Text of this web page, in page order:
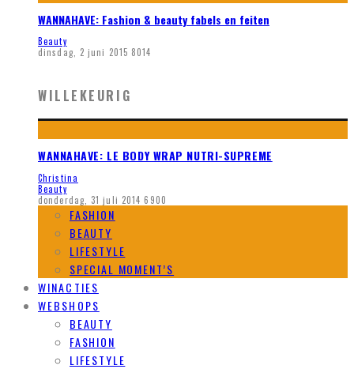
WANNAHAVE: Fashion & beauty fabels en feiten
Beauty
dinsdag, 2 juni 2015 8014
WILLEKEURIG
WANNAHAVE: LE BODY WRAP NUTRI-SUPREME
Christina
Beauty
donderdag, 31 juli 2014 6900
FASHION
BEAUTY
LIFESTYLE
SPECIAL MOMENT’S
WINACTIES
WEBSHOPS
BEAUTY
FASHION
LIFESTYLE